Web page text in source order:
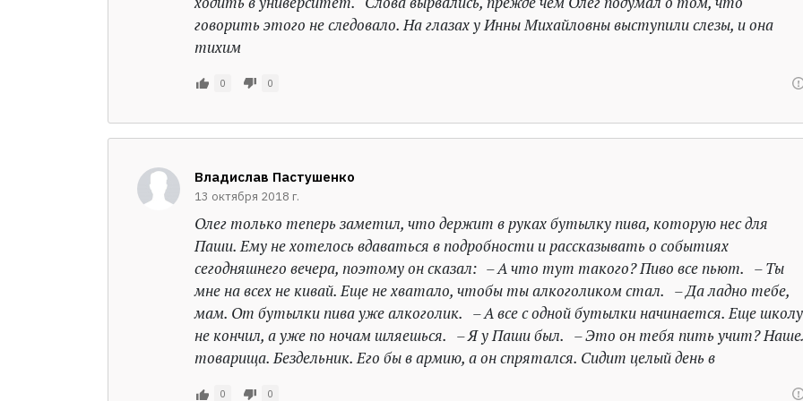
говорить этого не следовало. На глазах у Инны Михайловны выступили слезы, и она
тихим
0 0
Владислав Пастушенко
13 октября 2018 г.
Олег только теперь заметил, что держит в руках бутылку пива, которую нес для
Паши. Ему не хотелось вдаваться в подробности и рассказывать о событиях
сегодняшнего вечера, поэтому он сказал: – А что тут такого? Пиво все пьют. – Ты
мне на всех не кивай. Еще не хватало, чтобы ты алкоголиком стал. – Да ладно тебе,
мам. От бутылки пива уже алкоголик. – А все с одной бутылки начинается. Еще школу
не кончил, а уже по ночам шляешься. – Я у Паши был. – Это он тебя пить учит?
товарища. Бездельник. Его бы в армию, а он спрятался. Сидит целый день в
0 0